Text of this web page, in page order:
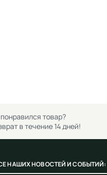
товар?
в течение 14 дней!
НАШИХ НОВОСТЕЙ И СОБЫТИЙ: